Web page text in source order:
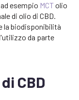
esempio MCTolio
di olio di CBD.
la biodisponibilità
da parte
CBD